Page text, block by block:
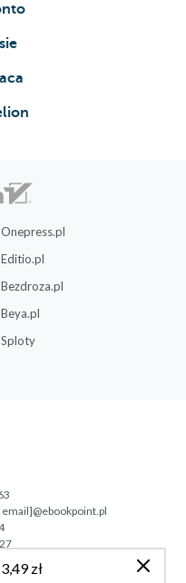
3,49 zł
Onepress.pl
Editio.pl
Bezdroza.pl
Beya.pl
Sploty